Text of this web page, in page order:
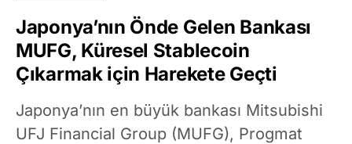
Japonya’nın Önde Gelen Bankası
MUFG, Küresel Stablecoin
Çıkarmak için Harekete Geçti
Japonya’nın en büyük bankası Mitsubishi
UFJ Financial Group (MUFG), Progmat